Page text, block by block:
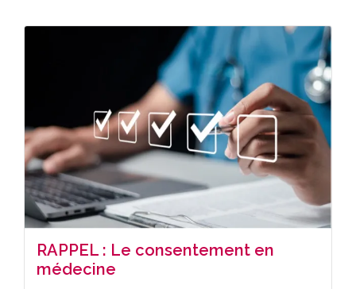
RAPPEL : Le consentement en
médecine